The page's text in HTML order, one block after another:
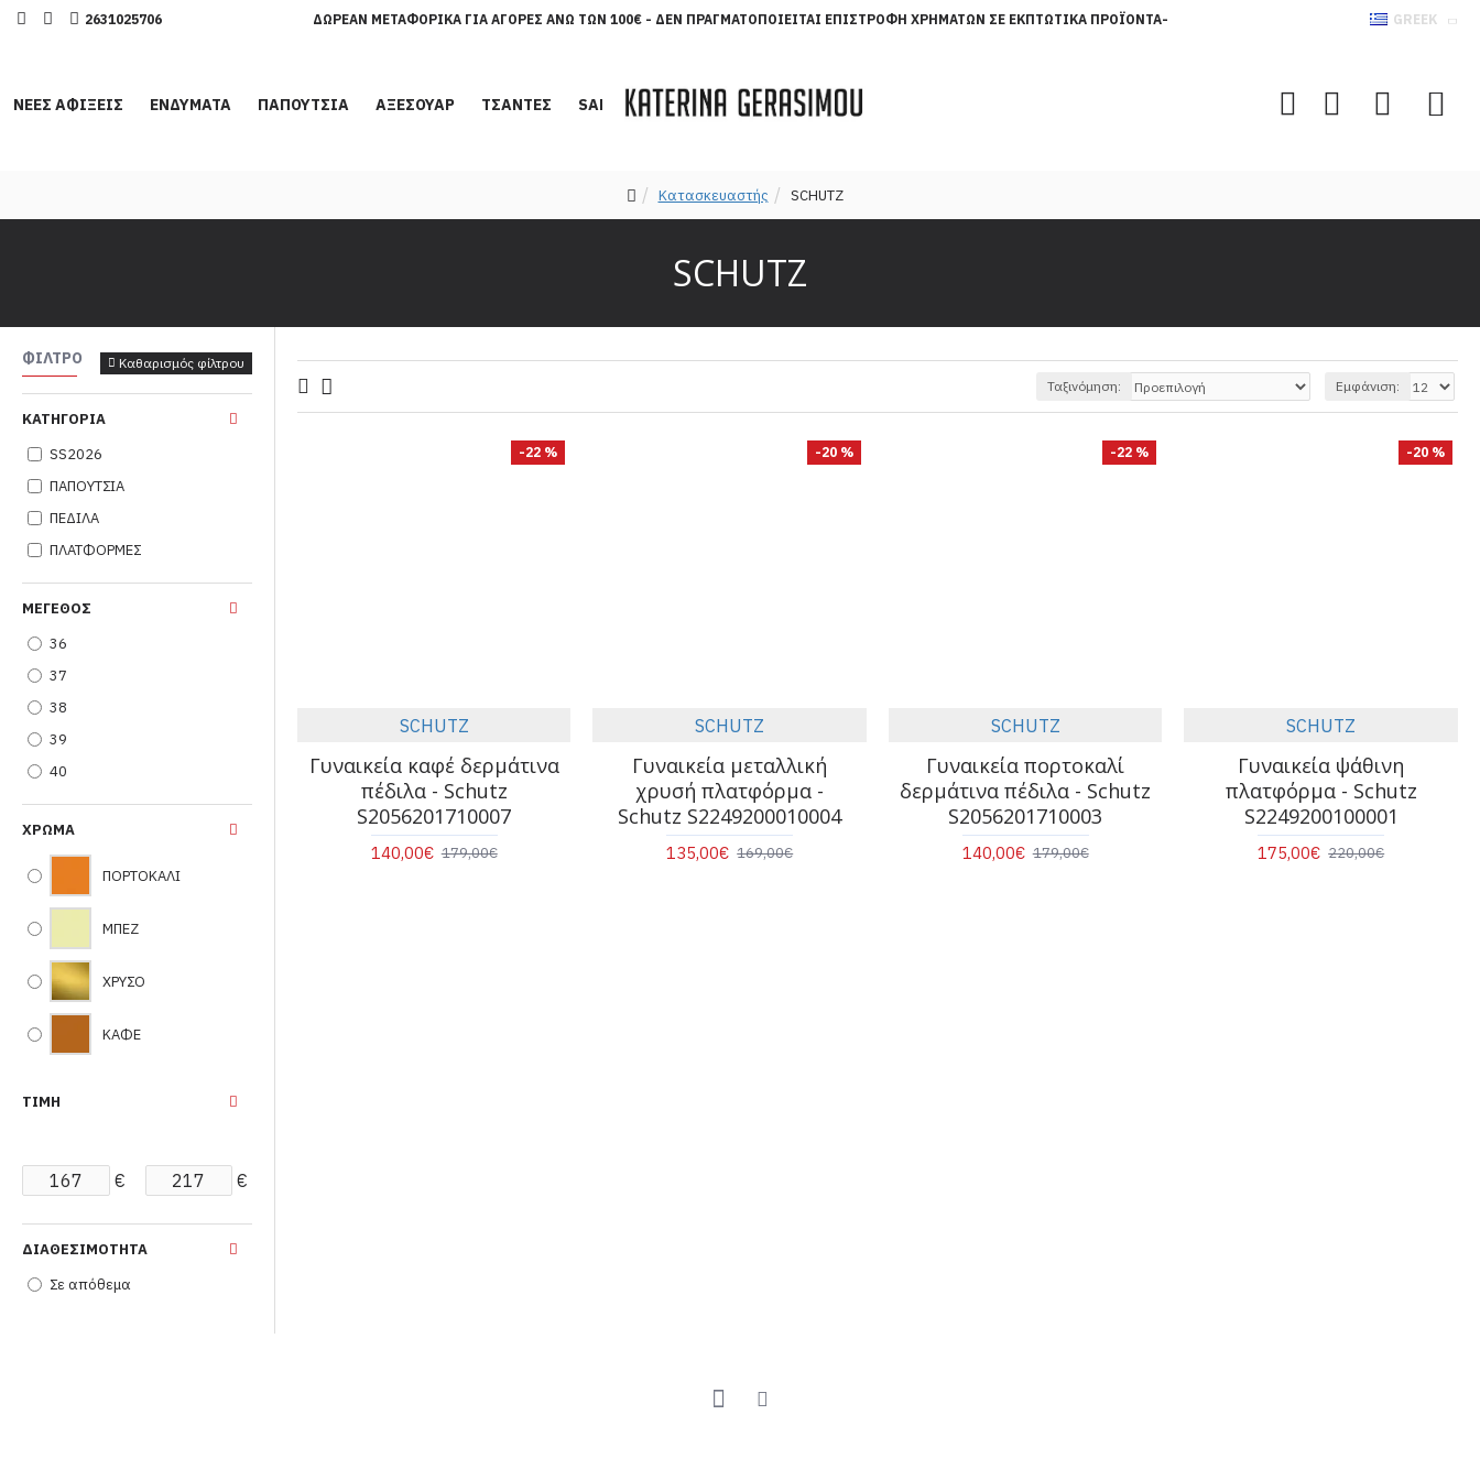
2631025706 ΔΩΡΕΆΝ ΜΕΤΑΦΟΡΙΚΆ ΓΙΑ ΑΓΟΡΈΣ ΆΝΩ ΤΩΝ 100€ - ΔΕΝ ΠΡΑΓΜΑΤΟΠΟΙΕΊΤΑΙ ΕΠΙΣΤΡΟΦΉ ΧΡΗΜΆΤΩΝ ΣΕ ΕΚΠΤΩΤΙΚΆ ΠΡΟΪΌΝΤΑ- GREEK
ΝΕΕΣ ΑΦΙΞΕΙΣ ΕΝΔΥΜΑΤΑ ΠΑΠΟΥΤΣΙΑ ΑΞΕΣΟΥΑΡ ΤΣΑΝΤΕΣ SALES
Κατασκευαστής SCHUTZ
SCHUTZ
ΦΊΛΤΡΟ Καθαρισμός φίλτρου
ΤΙΜΉ
€ €
ΚΑΤΗΓΟΡΊΑ
SS2026
ΠΑΠΟΥΤΣΙΑ
ΠΕΔΙΛΑ
ΠΛΑΤΦΟΡΜΕΣ
ΧΡΏΜΑ
ΠΟΡΤΟΚΑΛΙ
ΜΠΕΖ
ΧΡΥΣΟ
ΚΑΦΕ
ΜΈΓΕΘΟΣ
36
37
38
39
40
ΔΙΑΘΕΣΙΜΌΤΗΤΑ
Σε απόθεμα
Ταξινόμηση: Εμφάνιση:
-22 %
SCHUTZ
Γυναικεία καφέ δερμάτινα
πέδιλα - Schutz
S2056201710007
140,00€ 179,00€
-20 %
SCHUTZ
Γυναικεία μεταλλική
χρυσή πλατφόρμα -
Schutz S2249200010004
135,00€ 169,00€
-22 %
SCHUTZ
Γυναικεία πορτοκαλί
δερμάτινα πέδιλα - Schutz
S2056201710003
140,00€ 179,00€
-20 %
SCHUTZ
Γυναικεία ψάθινη
πλατφόρμα - Schutz
S2249200100001
175,00€ 220,00€